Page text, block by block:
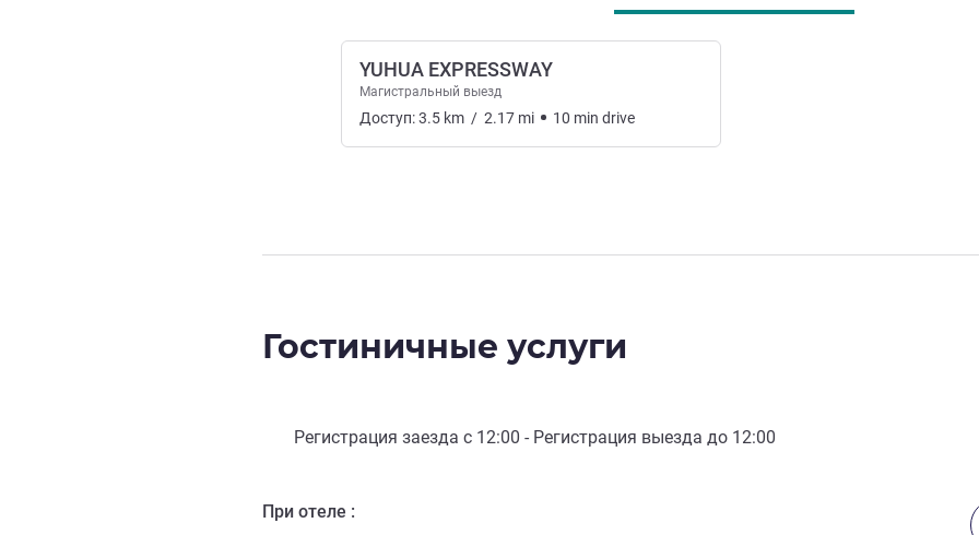
YUHUA EXPRESSWAY
Магистральный выезд
Доступ:3.5 km / 2.17 mi 10 min drive
Гостиничные услуги
Регистрация заезда с 12:00 - Регистрация выезда до 12:00
При отеле